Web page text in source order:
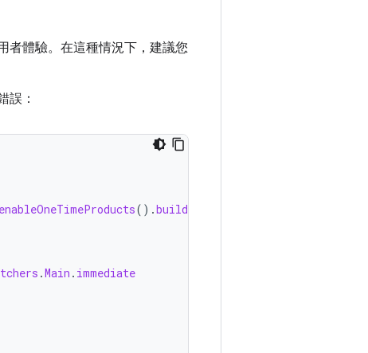
者體驗。在這種情況下，建議您
誤：
enableOneTimeProducts().build
.Main . immediate